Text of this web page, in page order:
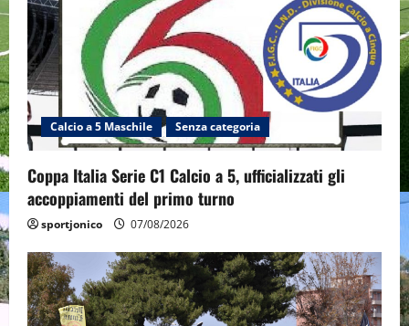
Calcio a 5 Maschile Senza categoria
Coppa Italia Serie C1 Calcio a 5, ufficializzati gli
accoppiamenti del primo turno
sportjonico 07/08/2026